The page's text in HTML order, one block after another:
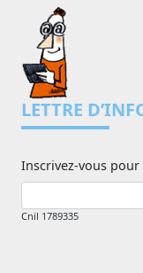
LETTRE
Inscrivez-vous
Cnil 1789335